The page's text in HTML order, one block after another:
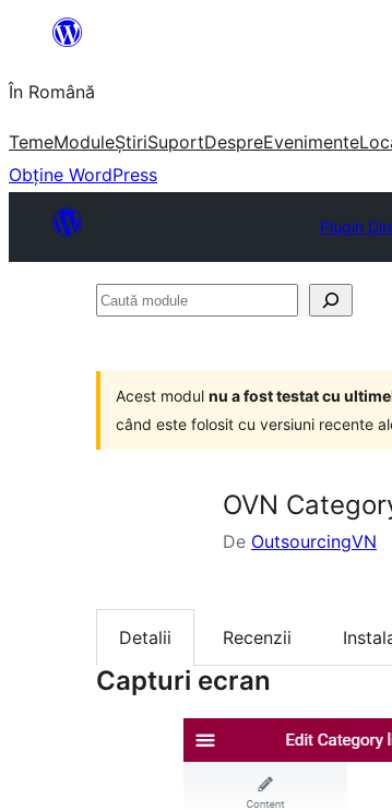
conținut
În Română
TemeModuleȘtiriSuportDespreEvenimente
Obține WordPress
Plugin
Caută
Acest modul nu a fost testat cu
când este folosit cu versiuni recente
OVN
De OutsourcingVN
Detalii Recenzii
Capturi ecran